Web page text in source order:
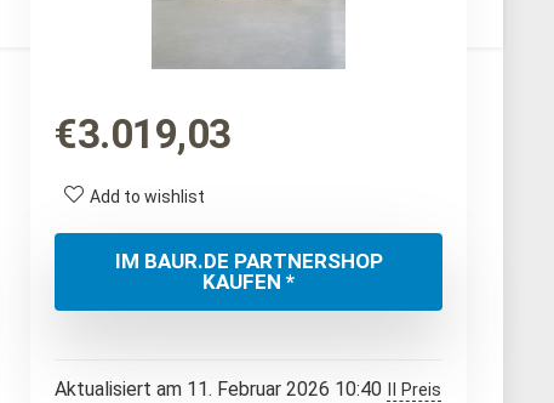
€3.019,03
Add to wishlist
IM BAUR.DE PARTNERSHOP
KAUFEN *
Aktualisiert am 11. Februar 2026 10:40
II Preis